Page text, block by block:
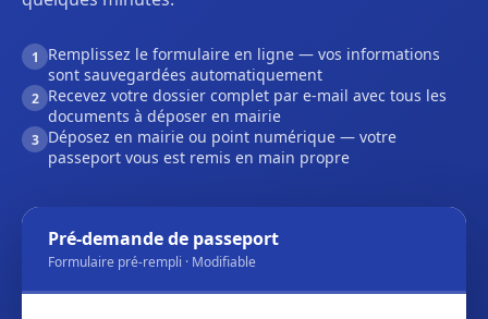
1
Remplissez le formulaire en ligne — vos informations
sont sauvegardées automatiquement
2 Recevez votre dossier complet par e-mail avec tous les
documents à déposer en mairie
3 Déposez en mairie ou point numérique — votre
passeport vous est remis en main propre
Pré-demande de passeport
Formulaire pré-rempli · Modifiable